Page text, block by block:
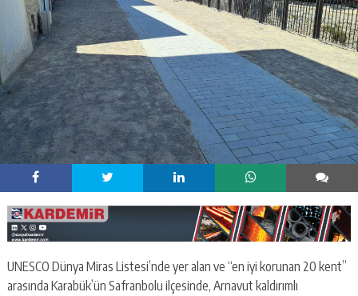
UNESCO Dünya Miras Listesi’nde yer alan ve “en iyi korunan 20 kent”
arasında Karabük’ün Safranbolu ilçesinde, Arnavut kaldırımlı